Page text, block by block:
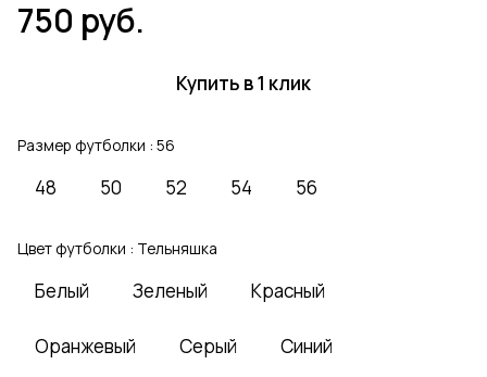
750 руб.
Купить в 1 клик
Размер футболки : 56
48 50 52 54 56
Цвет футболки : Тельняшка
Белый Зеленый Красный
Оранжевый Серый Синий